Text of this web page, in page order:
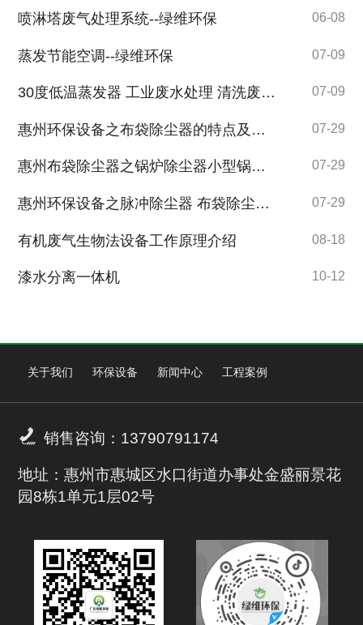
喷淋塔废气处理系统--绿维环保 06-08
蒸发节能空调--绿维环保 07-09
30度低温蒸发器 工业废水处理 清洗废水处理 研磨清洗废水处理 超声波清洗废水处理 切削液废水处理 07-09
惠州环保设备之布袋除尘器的特点及结构原理 07-29
惠州布袋除尘器之锅炉除尘器小型锅炉脉冲袋式除尘器 07-29
惠州环保设备之脉冲除尘器 布袋除尘器 锅炉布袋除尘器 07-29
有机废气生物法设备工作原理介绍 08-18
漆水分离一体机 10-12
关于我们 环保设备 新闻中心 工程案例
 销售咨询：13790791174
地址：惠州市惠城区水口街道办事处金盛丽景花
园8栋1单元1层02号